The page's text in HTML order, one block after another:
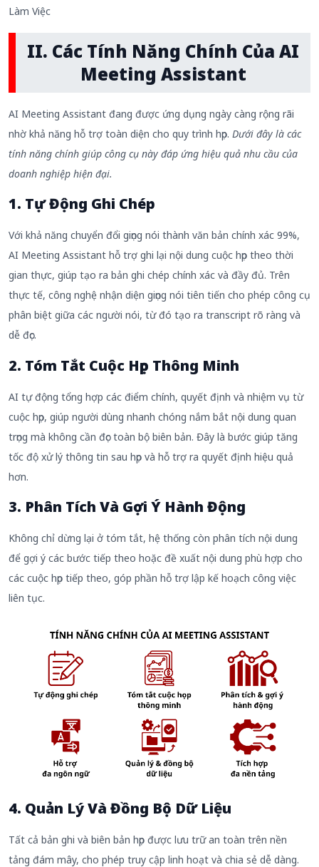
Làm Việc
II. Các Tính Năng Chính Của AI
Meeting Assistant
AI Meeting Assistant đang được ứng dụng ngày càng rộng rãi
nhờ khả năng hỗ trợ toàn diện cho quy trình họp. Dưới đây là các
tính năng chính giúp công cụ này đáp ứng hiệu quả nhu cầu của
doanh nghiệp hiện đại.
1. Tự Động Ghi Chép
Với khả năng chuyển đổi giọng nói thành văn bản chính xác 99%,
AI Meeting Assistant hỗ trợ ghi lại nội dung cuộc họp theo thời
gian thực, giúp tạo ra bản ghi chép chính xác và đầy đủ. Trên
thực tế, công nghệ nhận diện giọng nói tiên tiến cho phép công cụ
phân biệt giữa các người nói, từ đó tạo ra transcript rõ ràng và
dễ đọc.
2. Tóm Tắt Cuộc Họp Thông Minh
AI tự động tổng hợp các điểm chính, quyết định và nhiệm vụ từ
cuộc họp, giúp người dùng nhanh chóng nắm bắt nội dung quan
trọng mà không cần đọc toàn bộ biên bản. Đây là bước giúp tăng
tốc độ xử lý thông tin sau họp và hỗ trợ ra quyết định hiệu quả
hơn.
3. Phân Tích Và Gợi Ý Hành Động
Không chỉ dừng lại ở tóm tắt, hệ thống còn phân tích nội dung
để gợi ý các bước tiếp theo hoặc đề xuất nội dung phù hợp cho
các cuộc họp tiếp theo, góp phần hỗ trợ lập kế hoạch công việc
liên tục.
4. Quản Lý Và Đồng Bộ Dữ Liệu
Tất cả bản ghi và biên bản họp được lưu trữ an toàn trên nền
tảng đám mây, cho phép truy cập linh hoạt và chia sẻ dễ dàng.